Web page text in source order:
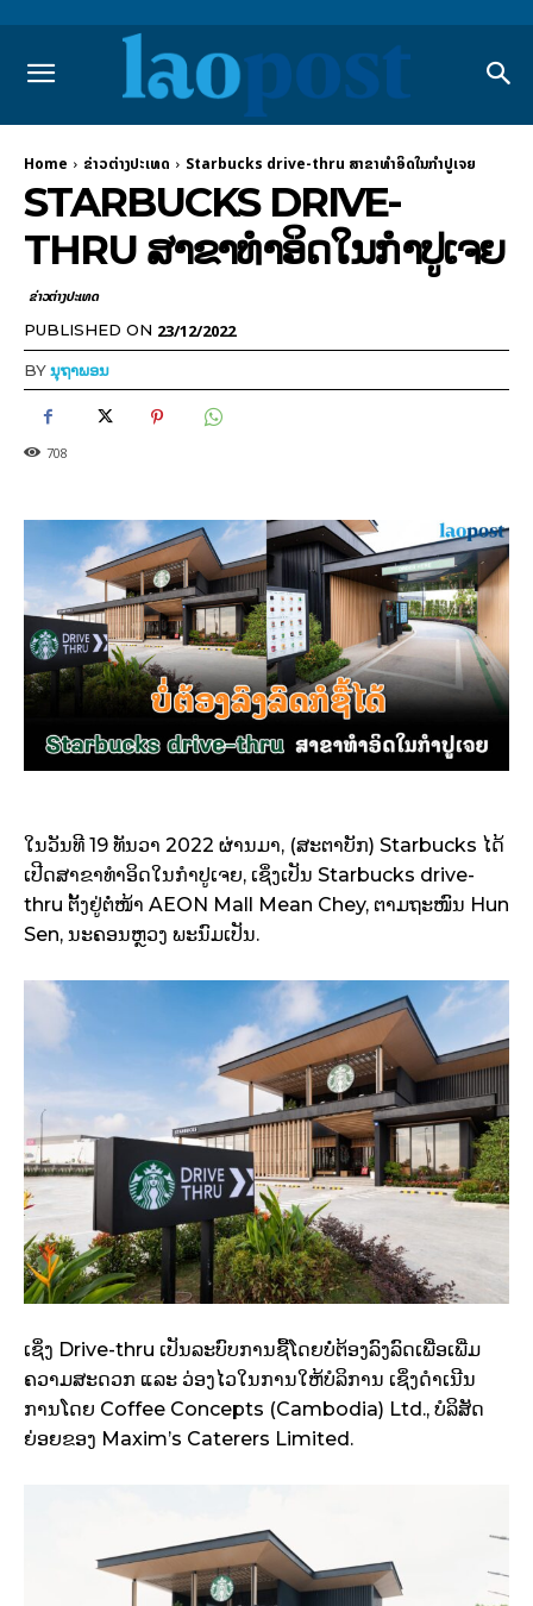
Home ຂ່າວຕ່າງປະເທດ Starbucks drive-thru ສາຂາທຳອິດໃນກຳປູເຈຍ
STARBUCKS DRIVE-
THRU ສາຂາທຳອິດໃນກຳປູເຈຍ
ຂ່າວຕ່າງປະເທດ
PUBLISHED ON 23/12/2022
BYນຸຖາພອນ
708
ໃນວັນທີ 19 ທັນວາ 2022 ຜ່ານມາ, (ສະຕາບັກ) Starbucks ໄດ້
ເປີດສາຂາທຳອິດໃນກຳປູເຈຍ, ເຊິ່ງເປັນ Starbucks drive-
thru ຕັ້ງຢູ່ຕໍ່ໜ້າ AEON Mall Mean Chey, ຕາມຖະໜົນ Hun
Sen, ນະຄອນຫຼວງ ພະນົມເປັນ.
ເຊິ່ງ Drive-thru ເປັນລະບົບການຊື້ໂດຍບໍ່ຕ້ອງລົງລົດເພື່ອເພີ່ມ
ຄວາມສະດວກ ແລະ ວ່ອງໄວໃນການໃຫ້ບໍລິການ ເຊິ່ງດໍາເນີນ
ການໂດຍ Coffee Concepts (Cambodia) Ltd., ບໍລິສັດ
ຍ່ອຍຂອງ Maxim’s Caterers Limited.